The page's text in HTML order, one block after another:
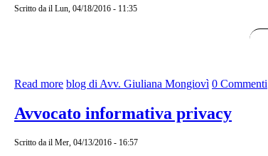
Scritto da il Lun, 04/18/2016 - 11:35
Read more about Esempio ricorso congiunto
blog di Avv. Giuliana Mongiovì 0 Commenti
Avvocato informativa privacy
Scritto da il Mer, 04/13/2016 - 16:57